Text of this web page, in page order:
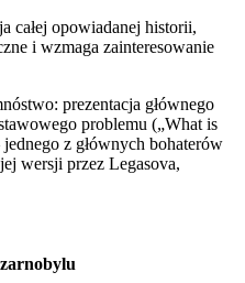
całej opowiadanej historii,
i wzmaga zainteresowanie
prezentacja głównego
problemu („What is
z głównych bohaterów
wersji przez Legasova,